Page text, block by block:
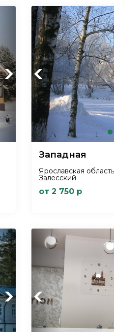
Next Previous
Западная
Ярославская
Залесский
от 2 750 р
Next Previous